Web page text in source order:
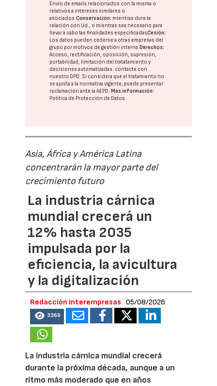
Envío de emails relacionados con la misma o
relativos a intereses similares o
asociados.Conservación: mientras dure la
relación con Ud., o mientras sea necesario para
llevar a cabo las finalidades especificadasCesión:
Los datos pueden cederse a otras empresas del
grupo por motivos de gestión interna. Derechos:
Acceso, rectificación, oposición, supresión,
portabilidad, limitación del tratatamiento y
decisiones automatizadas: contacte con
nuestro DPD. Si considera que el tratamiento no
se ajusta a la normativa vigente, puede presentar
reclamación ante laAEPD. Más información:
Política de Protección de Datos
Asia, África y América Latina
concentrarán la mayor parte del
crecimiento futuro
La industria cárnica
mundial crecerá un
12% hasta 2035
impulsada por la
eficiencia, la avicultura
y la digitalización
Redacción Interempresas 05/08/2026
3369
La industria cárnica mundial crecerá
durante la próxima década, aunque a un
ritmo más moderado que en años